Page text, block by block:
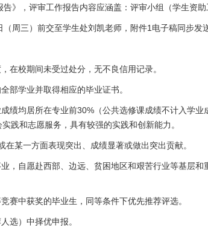
》，评审工作报告内容应涵盖：评审小组（学生资助
周三）前交至学生处刘凯老师，附件1电子稿同步发送
在校期间未受过处分，无不良信用记录。
部学业并取得相应的毕业证书。
绩均居所在专业前30%（公共选修课成绩不计入学
践和志愿服务，具有较强的实践和创新能力。
某一方面表现突出、成绩显著或做出突出贡献。
，自愿赴西部、边远、贫困地区和艰苦行业等基层
赛中获奖的毕业生，同等条件下优先推荐评选。
选）中择优申报。